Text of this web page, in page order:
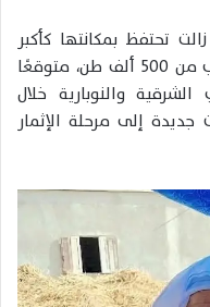
تحتفظ بمكانتها كأكبر
المحافظات إنتاجًا للمانجو، بإنتاج يقترب من 500 ألف طن، متوقعًا
والنوبارية خلال
إلى مرحلة الإثمار